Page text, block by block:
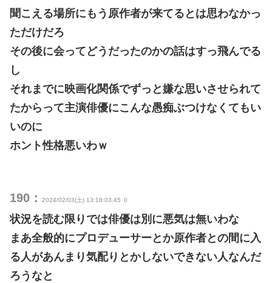
聞こえる場所にもう原作者が来てるとは思わなかっ
ただけだろ
その後に会ってどうだったのかの話はすっ飛んでる
し
それまでに映画化関係でずっと嫌な思いさせられて
たからって主演俳優にこんな愚痴ぶつけなくてもい
いのに
ホント性格悪いわｗ
190： 2024/02/03(土) 13:18:03.45 0
状況を読む限りでは俳優は別に悪気は無いわな
まあ全般的にプロデューサーとか原作者との間に入
る人があんまり気配りとかしないできない人なんだ
ろうなと